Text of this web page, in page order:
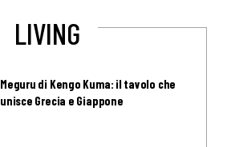
LIVING
Meguru di Kengo Kuma: il tavolo che
unisce Grecia e Giappone